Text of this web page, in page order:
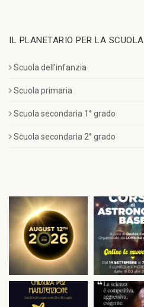
IL PLANETARIO PER LA SCUOLA
Scuola dell’infanzia
Scuola primaria
Scuola secondaria 1° grado
Scuola secondaria 2° grado